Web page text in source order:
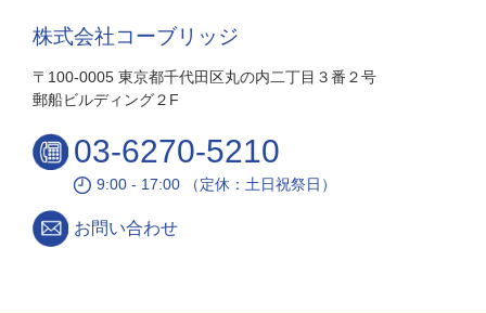
株式会社コーブリッジ
〒100-0005 東京都千代田区丸の内二丁目３番２号
郵船ビルディング２F
03-6270-5210
9:00 - 17:00 （定休：土日祝祭日）
お問い合わせ